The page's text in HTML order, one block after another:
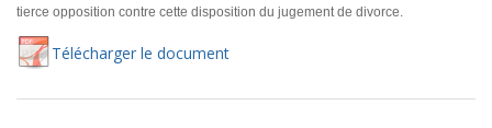
tierce opposition contre cette disposition du jugement de divorce.
Télécharger le document